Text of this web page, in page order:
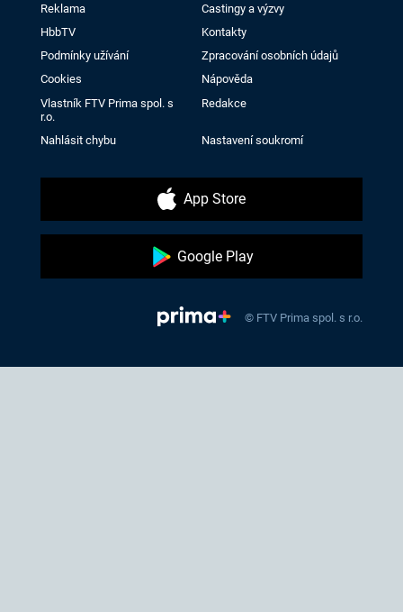
Reklama
Castingy a výzvy
HbbTV
Kontakty
Podmínky užívání
Zpracování osobních údajů
Cookies
Nápověda
Vlastník FTV Prima spol. s
r.o.
Redakce
Nahlásit chybu Nastavení soukromí
App Store
Google Play
© FTV Prima spol. s r.o.